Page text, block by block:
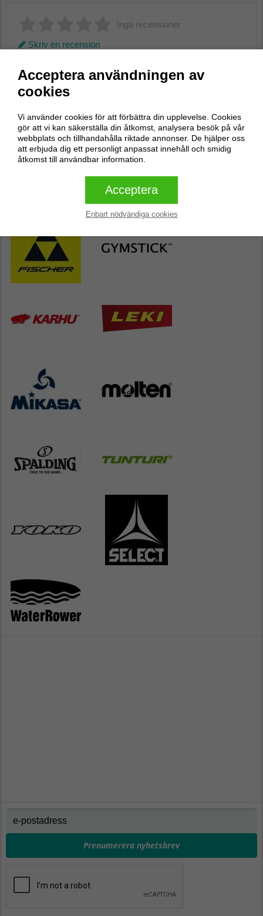
Acceptera användningen av
cookies
Vi använder cookies för att förbättra din upplevelse. Cookies
gör att vi kan säkerställa din åtkomst, analysera besök på vår
webbplats och tillhandahålla riktade annonser. De hjälper oss
att erbjuda dig ett personligt anpassat innehåll och smidig
åtkomst till användbar information.
Acceptera
Enbart nödvändiga cookies
Inga recensioner
Skriv en recension
Skriv en recension
Butikens populäraste varumärken
Prenumerera nyhetsbrev